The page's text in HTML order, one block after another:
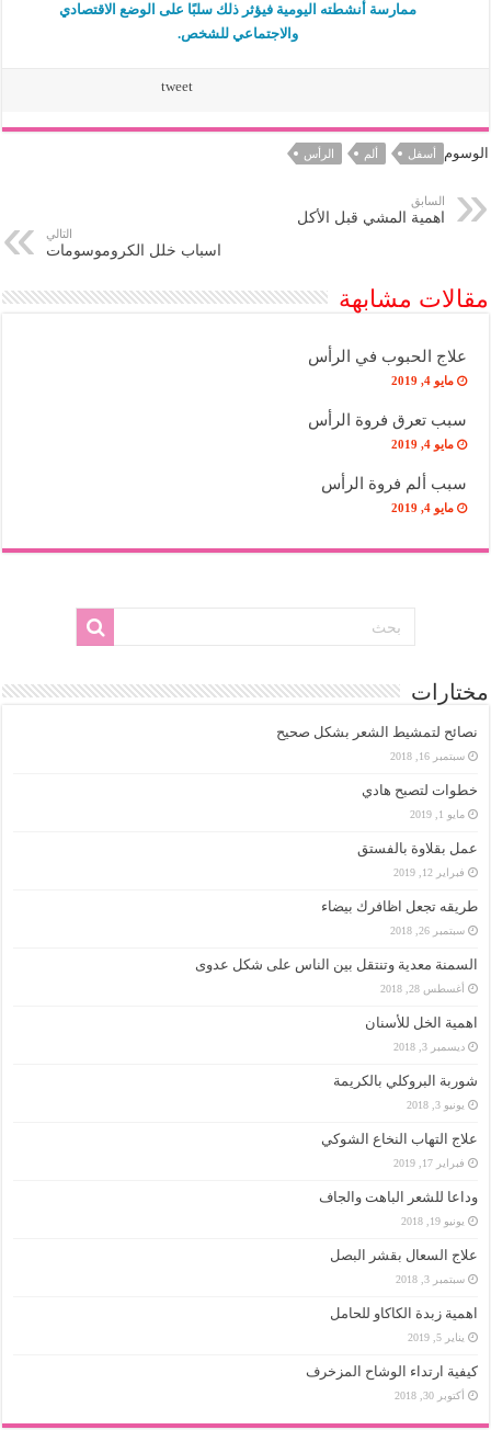
ممارسة أنشطته اليومية فيؤثر ذلك سلبًا على الوضع الاقتصادي
والاجتماعي للشخص.
tweet
الوسوم أسفل ألم الرأس
السابق
اهمية المشي قبل الأكل
التالي
اسباب خلل الكروموسومات
مقالات مشابهة
علاج الحبوب في الرأس
مايو 4, 2019
سبب تعرق فروة الرأس
مايو 4, 2019
سبب ألم فروة الرأس
مايو 4, 2019
مختارات
نصائح لتمشيط الشعر بشكل صحيح
سبتمبر 16, 2018
خطوات لتصبح هادي
مايو 1, 2019
عمل بقلاوة بالفستق
فبراير 12, 2019
طريقه تجعل اظافرك بيضاء
سبتمبر 26, 2018
السمنة معدية وتنتقل بين الناس على شكل عدوى
أغسطس 28, 2018
اهمية الخل للأسنان
ديسمبر 3, 2018
شوربة البروكلي بالكريمة
يونيو 3, 2018
علاج التهاب النخاع الشوكي
فبراير 17, 2019
وداعا للشعر الباهت والجاف
يونيو 19, 2018
علاج السعال بقشر البصل
سبتمبر 3, 2018
اهمية زبدة الكاكاو للحامل
يناير 5, 2019
كيفية ارتداء الوشاح المزخرف
أكتوبر 30, 2018